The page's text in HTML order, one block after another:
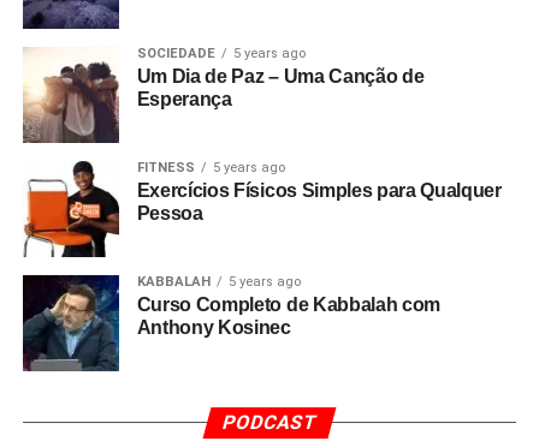
SOCIEDADE 5 years ago
Um Dia de Paz – Uma Canção de
Esperança
FITNESS 5 years ago
Exercícios Físicos Simples para Qualquer
Pessoa
KABBALAH 5 years ago
Curso Completo de Kabbalah com
Anthony Kosinec
PODCAST